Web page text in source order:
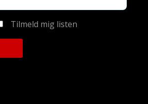
Tilmeld mig listen